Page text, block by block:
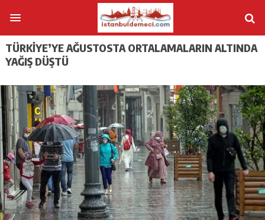
TÜRKIYE’YE AĞUSTOSTA ORTALAMALARIN ALTINDA
YAĞIŞ DÜŞTÜ